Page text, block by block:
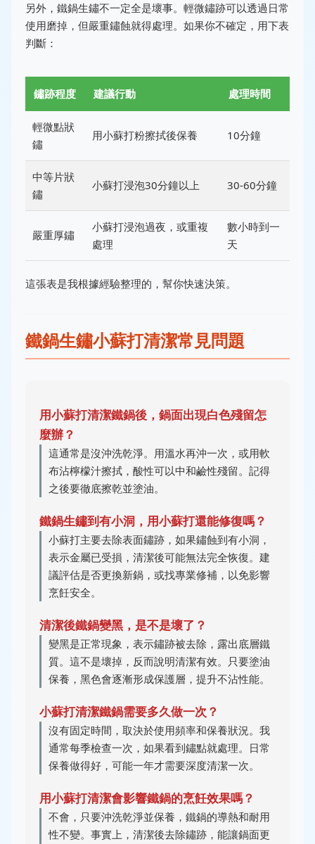
另外，鐵鍋生鏽不一定全是壞事。輕微鏽跡可以透過日常
使用磨掉，但嚴重鏽蝕就得處理。如果你不確定，用下表
判斷：
鏽跡程度 建議行動 處理時間
輕微點狀
鏽
用小蘇打粉擦拭後保養 10分鐘
中等片狀
鏽
小蘇打浸泡30分鐘以上 30-60分鐘
嚴重厚鏽
小蘇打浸泡過夜，或重複
處理
數小時到一
天
這張表是我根據經驗整理的，幫你快速決策。
鐵鍋生鏽小蘇打清潔常見問題
用小蘇打清潔鐵鍋後，鍋面出現白色殘留怎
麼辦？
這通常是沒沖洗乾淨。用溫水再沖一次，或用軟
布沾檸檬汁擦拭，酸性可以中和鹼性殘留。記得
之後要徹底擦乾並塗油。
鐵鍋生鏽到有小洞，用小蘇打還能修復嗎？
小蘇打主要去除表面鏽跡，如果鏽蝕到有小洞，
表示金屬已受損，清潔後可能無法完全恢復。建
議評估是否更換新鍋，或找專業修補，以免影響
烹飪安全。
清潔後鐵鍋變黑，是不是壞了？
變黑是正常現象，表示鏽跡被去除，露出底層鐵
質。這不是壞掉，反而說明清潔有效。只要塗油
保養，黑色會逐漸形成保護層，提升不沾性能。
小蘇打清潔鐵鍋需要多久做一次？
沒有固定時間，取決於使用頻率和保養狀況。我
通常每季檢查一次，如果看到鏽點就處理。日常
保養做得好，可能一年才需要深度清潔一次。
用小蘇打清潔會影響鐵鍋的烹飪效果嗎？
不會，只要沖洗乾淨並保養，鐵鍋的導熱和耐用
性不變。事實上，清潔後去除鏽跡，能讓鍋面更